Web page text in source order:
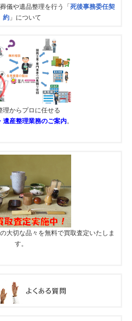
儀や遺品整理を行う「 死後事務委任契
約 」について
理からプロに任せる
遺産整理業務のご案内。
大切な品々を無料で買取査定いたしま
す。